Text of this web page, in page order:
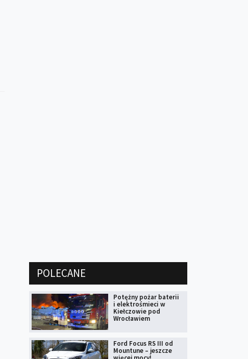
POLECANE
Potężny pożar baterii
i elektrośmieci w
Kiełczowie pod
Wrocławiem
Ford Focus RS III od
Mountune – jeszcze